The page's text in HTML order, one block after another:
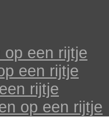
een rijtje
een rijtje
rijtje
op een rijtje